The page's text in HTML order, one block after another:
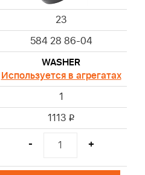
23
584 28 86-04
WASHER
Используется в агрегатах
1
1113 i
- +